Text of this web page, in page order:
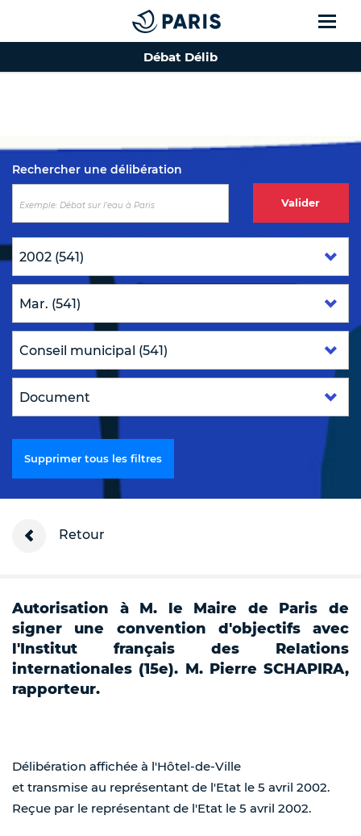
Top of the page
Débat Délib
Rechercher une délibération
Valider
Supprimer tous les filtres
Retour
Autorisation à M. le Maire de Paris de
signer une convention d'objectifs avec
l'Institut français des Relations
internationales (15e). M. Pierre SCHAPIRA,
rapporteur.
Délibération affichée à l'Hôtel-de-Ville
et transmise au représentant de l'Etat le 5 avril 2002.
Reçue par le représentant de l'Etat le 5 avril 2002.